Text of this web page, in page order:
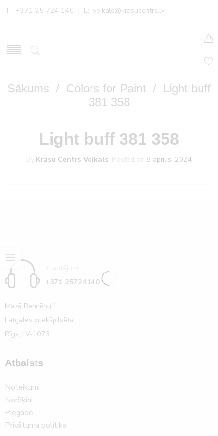
T: +371 25 724 140 | E: veikals@krasucentrs.lv
Sākums / Colors for Paint / Light buff
381 358
Light buff 381 358
By Krasu Centrs Veikals Posted on 8 aprīlis, 2024
+371 25724140
Mazā Rencēnu 1,
Latgales priekšpilsēta,
Rīga, LV-1073
Atbalsts
Noteikumi
Norēķini
Piegāde
Privātuma politika